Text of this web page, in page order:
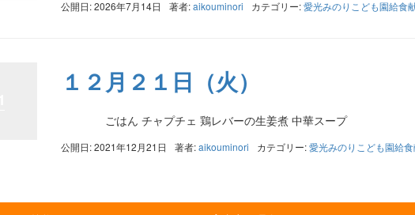
公開日: 2026年7月14日 著者:aikouminori カテゴリー:愛光みのりこども園給食
１２月２１日（火）
ごはん チャプチェ 鶏レバーの生姜煮 中華スープ
公開日: 2021年12月21日 著者:aikouminori カテゴリー:愛光みのりこども園給